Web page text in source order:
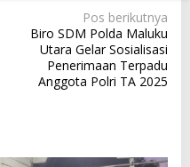
Pos berikutnya
Biro SDM Polda Maluku
Utara Gelar Sosialisasi
Penerimaan Terpadu
Anggota Polri TA 2025